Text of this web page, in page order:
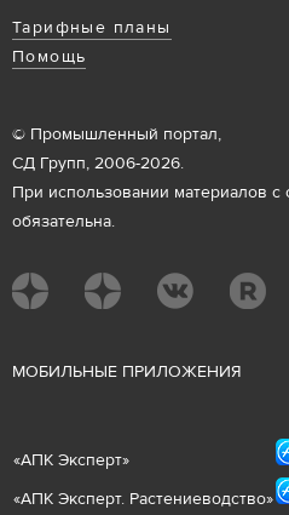
Тарифные планы
Помощь
© Промышленный портал,
СД Групп, 2006-2026.
При использовании материалов с
обязательна.
МОБИЛЬНЫЕ ПРИЛОЖЕНИЯ
«АПК Эксперт»
«АПК Эксперт. Растениеводство»